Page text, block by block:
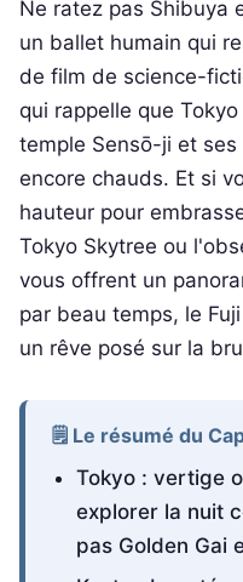
Ne ratez pas Shibuya
un ballet humain qui
de film de science-
qui rappelle que
temple Sensō-ji et
encore chauds. Et si
hauteur pour
Tokyo Skytree ou
vous offrent un
par beau temps, le
un rêve posé sur la
🗒️ Le résumé du
Tokyo : vertige
explorer la nuit
pas Golden Gai